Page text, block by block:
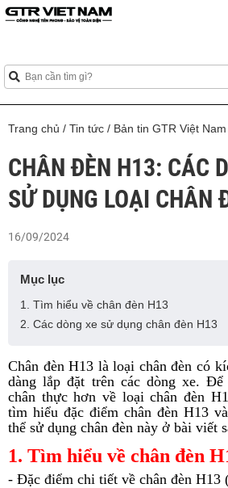
Trang chủ / Tin tức / Bản tin GTR Việt Nam
CHÂN ĐÈN H13: CÁC
SỬ DỤNG LOẠI CHÂN
16/09/2024
Mục lục
1. Tìm hiểu về chân đèn H13
2. Các dòng xe sử dụng chân đèn H13
Chân đèn H13 là loại chân đèn có
dàng lắp đặt trên các dòng xe.
chân thực hơn về loại chân đèn
tìm hiểu đặc điểm chân đèn H13
thể sử dụng chân đèn này ở bài viết
1. Tìm hiểu về chân đèn
- Đặc điểm chi tiết về chân đèn H13